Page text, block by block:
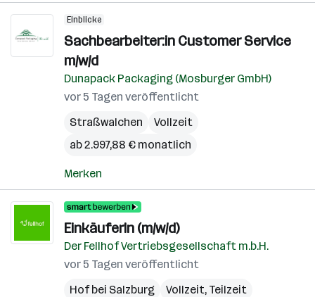
Einblicke
Sachbearbeiter:in Customer Service
m/w/d
Dunapack Packaging (Mosburger GmbH)
vor 5 Tagen veröffentlicht
Straßwalchen
Vollzeit
ab 2.997,88 € monatlich
Merken
EinkäuferIn (m/w/d)
Der Fellhof Vertriebsgesellschaft m.b.H.
vor 5 Tagen veröffentlicht
Hof bei Salzburg
Vollzeit, Teilzeit